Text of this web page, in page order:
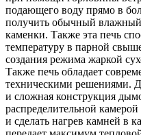
подающего воду прямо в
получить обычный
каменки. Также эта печь
температуру в парной
создания режима жаркой
Также печь обладает
техническими решениями.
и сложная конструкция
распределительной
и сделать нагрев камней в